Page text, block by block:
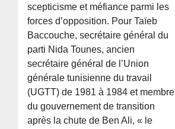
scepticisme et méfiance parmi les
forces d’opposition. Pour Taïeb
Baccouche, secrétaire général du
parti Nida Tounes, ancien
secrétaire général de l’Union
générale tunisienne du travail
(UGTT) de 1981 à 1984 et membre
du gouvernement de transition
après la chute de Ben Ali, « le